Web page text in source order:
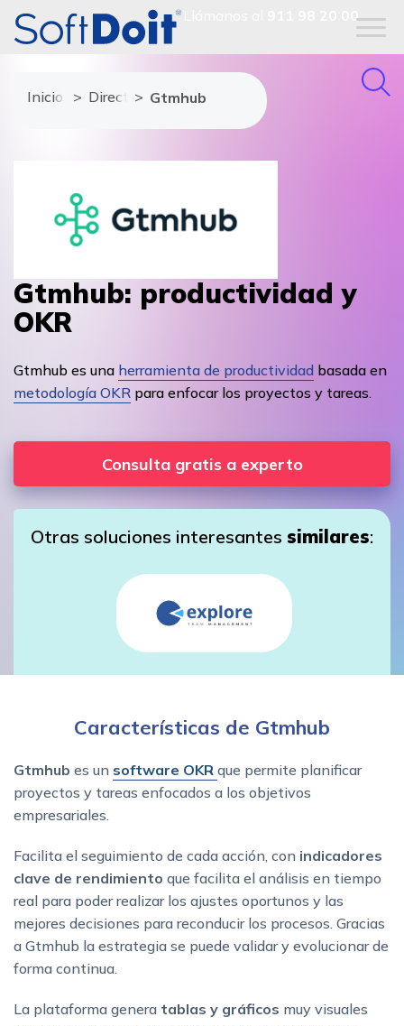
911 98 20 00
Inicio Directorio de proveedores
Gtmhub
Gtmhub: productividad y
OKR
Gtmhub es una herramienta de productividad basada en
metodología OKR para enfocar los proyectos y tareas.
Consulta gratis a experto
Otras soluciones interesantes similares:
Características de Gtmhub
Gtmhub es un software OKR que permite planificar
proyectos y tareas enfocados a los objetivos
empresariales.
Facilita el seguimiento de cada acción, con indicadores
clave de rendimiento que facilita el análisis en tiempo
real para poder realizar los ajustes oportunos y las
mejores decisiones para reconducir los procesos. Gracias
a Gtmhub la estrategia se puede validar y evolucionar de
forma continua.
La plataforma genera tablas y gráficos muy visuales